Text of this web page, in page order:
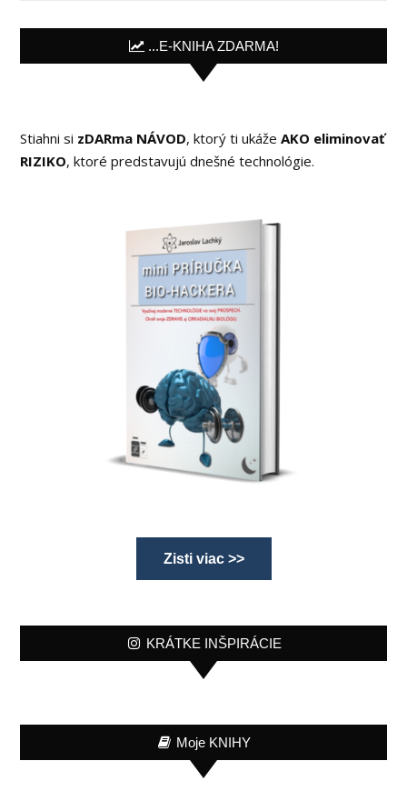
...E-KNIHA ZDARMA!
Stiahni si zDARma NÁVOD, ktorý ti ukážeAKO eliminovať
RIZIKO, ktoré predstavujú dnešné technológie.
Zisti viac >>
KRÁTKE INŠPIRÁCIE
Moje KNIHY